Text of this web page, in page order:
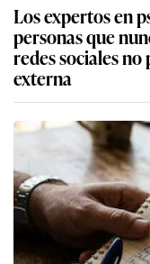
Los expertos en
personas que
redes sociales
externa